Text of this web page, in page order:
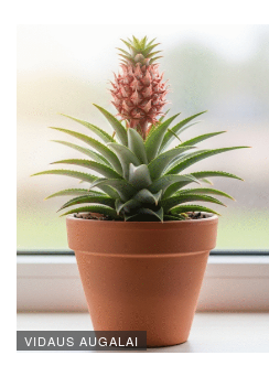
VIDAUS AUGALAI